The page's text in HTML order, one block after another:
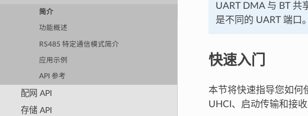
简介
功能概述
RS485 特定通信模式简介
应用示例
API 参考
配网 API
存储 API
UART DMA 与 BT 共
是不同的 UART 端口。
快速入门
本节将快速指导您如何
UHCI、启动传输和接